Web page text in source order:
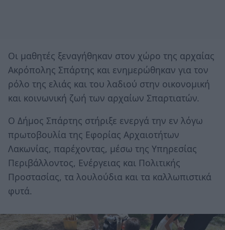
Οι μαθητές ξεναγήθηκαν στον χώρο της αρχαίας
Ακρόπολης Σπάρτης και ενημερώθηκαν για τον
ρόλο της ελιάς και του λαδιού στην οικονομική
και κοινωνική ζωή των αρχαίων Σπαρτιατών.
Ο Δήμος Σπάρτης στήριξε ενεργά την εν λόγω
πρωτοβουλία της Εφορίας Αρχαιοτήτων
Λακωνίας, παρέχοντας, μέσω της Υπηρεσίας
Περιβάλλοντος, Ενέργειας και Πολιτικής
Προστασίας, τα λουλούδια και τα καλλωπιστικά
φυτά.